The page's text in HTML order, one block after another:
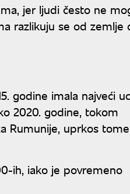
jer ljudi često ne
razlikuju se od zemlje
godine imala najveći
2020. godine, tokom
Rumunije, uprkos
ih, iako je povremeno